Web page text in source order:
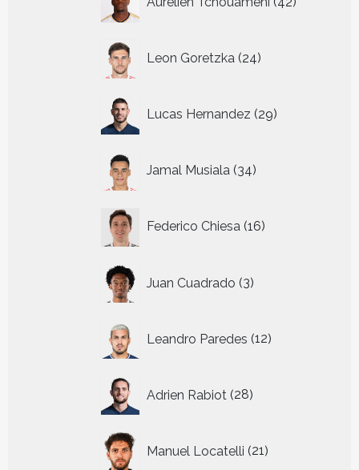
producten
Leon Goretzka 24
producten
Lucas Hernandez 29
producten
Jamal Musiala 34
producten
Federico Chiesa 16
producten
Juan Cuadrado 3
producten
Leandro Paredes 12
producten
Adrien Rabiot 28
producten
Manuel Locatelli 21
producten